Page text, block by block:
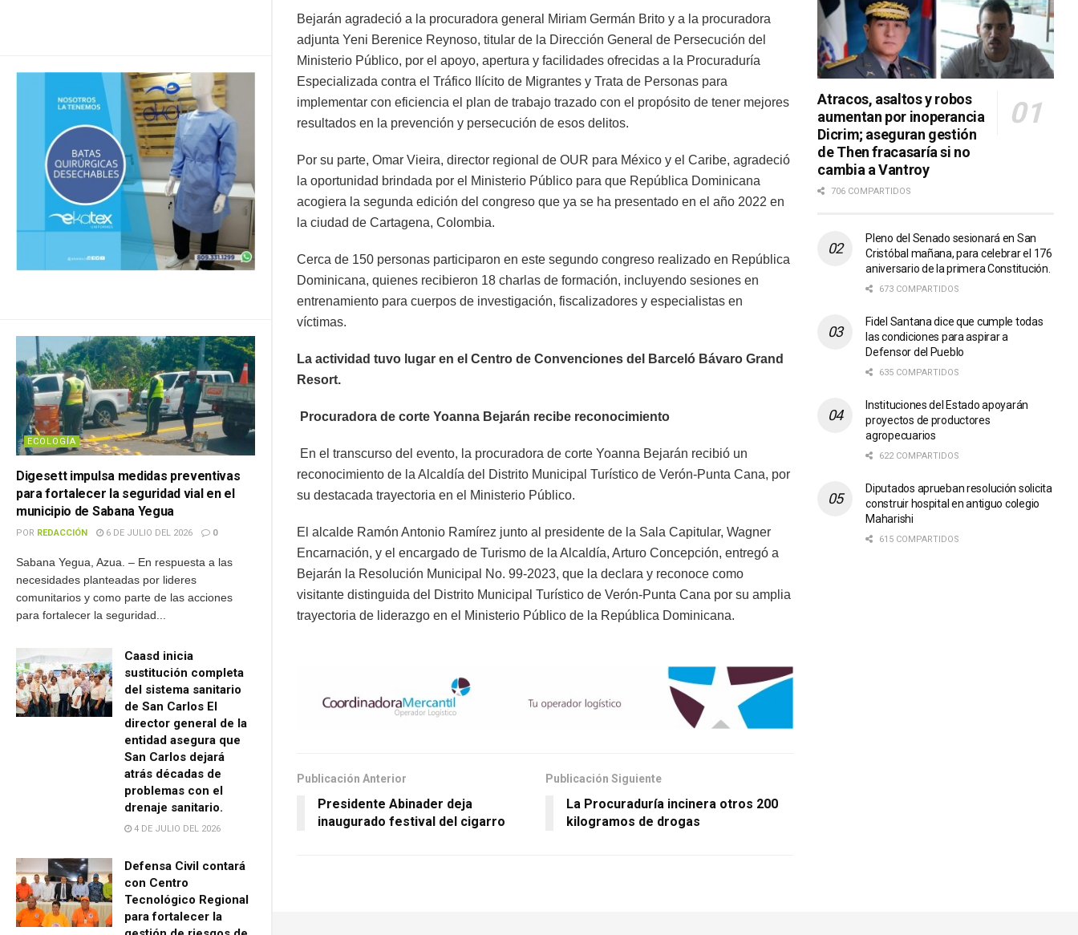
ECOLOGÍA
Digesett impulsa medidas preventivas
para fortalecer la seguridad vial en el
municipio de Sabana Yegua
POR REDACCIÓN 6 DE JULIO DEL 2026 0
Sabana Yegua, Azua. – En respuesta a las
necesidades planteadas por lideres
comunitarios y como parte de las acciones
para fortalecer la seguridad...
Caasd inicia
sustitución completa
del sistema sanitario
de San Carlos El
director general de la
entidad asegura que
San Carlos dejará
atrás décadas de
problemas con el
drenaje sanitario.
4 DE JULIO DEL 2026
Defensa Civil contará
con Centro
Tecnológico Regional
para fortalecer la
Bejarán agradeció a la procuradora general Miriam Germán Brito y a la procuradora
adjunta Yeni Berenice Reynoso, titular de la Dirección General de Persecución del
Ministerio Público, por el apoyo, apertura y facilidades ofrecidas a la Procuraduría
Especializada contra el Tráfico Ilícito de Migrantes y Trata de Personas para
implementar con eficiencia el plan de trabajo trazado con el propósito de tener mejores
resultados en la prevención y persecución de esos delitos.
Por su parte, Omar Vieira, director regional de OUR para México y el Caribe, agradeció
la oportunidad brindada por el Ministerio Público para que República Dominicana
acogiera la segunda edición del congreso que ya se ha presentado en el año 2022 en
la ciudad de Cartagena, Colombia.
Cerca de 150 personas participaron en este segundo congreso realizado en República
Dominicana, quienes recibieron 18 charlas de formación, incluyendo sesiones en
entrenamiento para cuerpos de investigación, fiscalizadores y especialistas en
víctimas.
La actividad tuvo lugar en el Centro de Convenciones del Barceló Bávaro Grand
Resort.
Procuradora de corte Yoanna Bejarán recibe reconocimiento
En el transcurso del evento, la procuradora de corte Yoanna Bejarán recibió un
reconocimiento de la Alcaldía del Distrito Municipal Turístico de Verón-Punta Cana, por
su destacada trayectoria en el Ministerio Público.
El alcalde Ramón Antonio Ramírez junto al presidente de la Sala Capitular, Wagner
Encarnación, y el encargado de Turismo de la Alcaldía, Arturo Concepción, entregó a
Bejarán la Resolución Municipal No. 99-2023, que la declara y reconoce como
visitante distinguida del Distrito Municipal Turístico de Verón-Punta Cana por su amplia
trayectoria de liderazgo en el Ministerio Público de la República Dominicana.
Publicación Anterior
Presidente Abinader deja
inaugurado festival del cigarro
Publicación Siguiente
La Procuraduría incinera otros 200
kilogramos de drogas
Atracos, asaltos y robos
aumentan por inoperancia
Dicrim; aseguran gestión
de Then fracasaría si no
cambia a Vantroy
706 COMPARTIDOS
Pleno del Senado sesionará en San
Cristóbal mañana, para celebrar el 176
aniversario de la primera Constitución.
673 COMPARTIDOS
Fidel Santana dice que cumple todas
las condiciones para aspirar a
Defensor del Pueblo
635 COMPARTIDOS
Instituciones del Estado apoyarán
proyectos de productores
agropecuarios
622 COMPARTIDOS
Diputados aprueban resolución solicita
construir hospital en antiguo colegio
Maharishi
615 COMPARTIDOS